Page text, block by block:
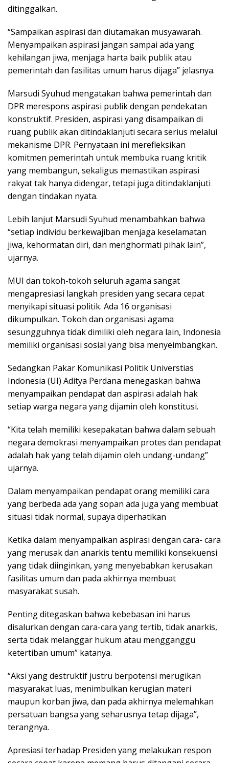
ditinggalkan.
“Sampaikan aspirasi dan diutamakan musyawarah.
Menyampaikan aspirasi jangan sampai ada yang
kehilangan jiwa, menjaga harta baik publik atau
pemerintah dan fasilitas umum harus dijaga” jelasnya.
Marsudi Syuhud mengatakan bahwa pemerintah dan
DPR merespons aspirasi publik dengan pendekatan
konstruktif. Presiden, aspirasi yang disampaikan di
ruang publik akan ditindaklanjuti secara serius melalui
mekanisme DPR. Pernyataan ini merefleksikan
komitmen pemerintah untuk membuka ruang kritik
yang membangun, sekaligus memastikan aspirasi
rakyat tak hanya didengar, tetapi juga ditindaklanjuti
dengan tindakan nyata.
Lebih lanjut Marsudi Syuhud menambahkan bahwa
“setiap individu berkewajiban menjaga keselamatan
jiwa, kehormatan diri, dan menghormati pihak lain”,
ujarnya.
MUI dan tokoh-tokoh seluruh agama sangat
mengapresiasi langkah presiden yang secara cepat
menyikapi situasi politik. Ada 16 organisasi
dikumpulkan. Tokoh dan organisasi agama
sesungguhnya tidak dimiliki oleh negara lain, Indonesia
memiliki organisasi sosial yang bisa menyeimbangkan.
Sedangkan Pakar Komunikasi Politik Universtias
Indonesia (UI) Aditya Perdana menegaskan bahwa
menyampaikan pendapat dan aspirasi adalah hak
setiap warga negara yang dijamin oleh konstitusi.
“Kita telah memiliki kesepakatan bahwa dalam sebuah
negara demokrasi menyampaikan protes dan pendapat
adalah hak yang telah dijamin oleh undang-undang”
ujarnya.
Dalam menyampaikan pendapat orang memiliki cara
yang berbeda ada yang sopan ada juga yang membuat
situasi tidak normal, supaya diperhatikan
Ketika dalam menyampaikan aspirasi dengan cara- cara
yang merusak dan anarkis tentu memiliki konsekuensi
yang tidak diinginkan, yang menyebabkan kerusakan
fasilitas umum dan pada akhirnya membuat
masyarakat susah.
Penting ditegaskan bahwa kebebasan ini harus
disalurkan dengan cara-cara yang tertib, tidak anarkis,
serta tidak melanggar hukum atau mengganggu
ketertiban umum” katanya.
“Aksi yang destruktif justru berpotensi merugikan
masyarakat luas, menimbulkan kerugian materi
maupun korban jiwa, dan pada akhirnya melemahkan
persatuan bangsa yang seharusnya tetap dijaga”,
terangnya.
Apresiasi terhadap Presiden yang melakukan respon